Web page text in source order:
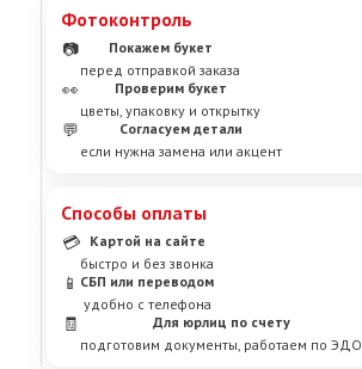
Фотоконтроль
📷
Покажем букет
перед отправкой заказа
👀
Проверим букет
цветы, упаковку и открытку
💬
Согласуем детали
если нужна замена или акцент
Способы оплаты
💳
Картой на сайте
быстро и без звонка
📱 СБП или переводом
удобно с телефона
🧾
Для юрлиц по счету
подготовим документы, работаем по ЭДО